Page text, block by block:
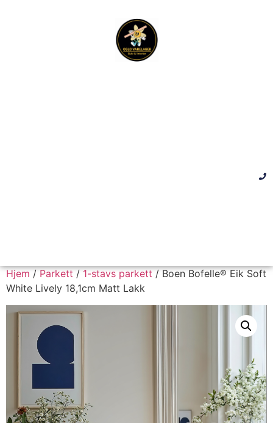
Hjem/Parkett/1-stavs parkett/ Boen Bofelle® Eik Soft
White Lively 18,1cm Matt Lakk